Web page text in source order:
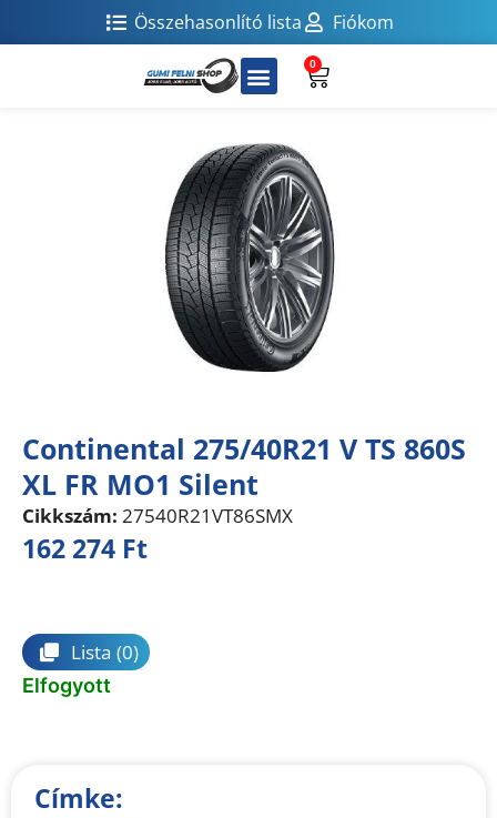
Összehasonlító lista Fiókom
0
Continental 275/40R21 V TS 860S
XL FR MO1 Silent
Cikkszám: 27540R21VT86SMX
162 274 Ft
Lista (0)
Elfogyott
Címke: